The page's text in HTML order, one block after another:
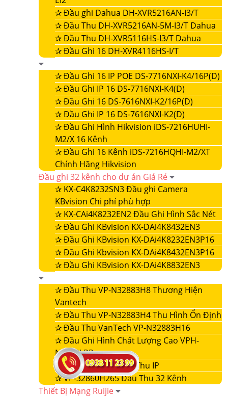
✰Đầu ghi Dahua DH-XVR5216AN-I3/T
✰Đầu Thu DH-XVR5216AN-5M-I3/T Dahua
✰Đầu Thu DH-XVR5116HS-I3/T Dahua
✰Đầu Ghi 16 DH-XVR4116HS-I/T
✰Đầu Ghi 16 IP POE DS-7716NXI-K4/16P(D)
✰Đầu Ghi IP 16 DS-7716NXI-K4(D)
✰Đầu Ghi 16 DS-7616NXI-K2/16P(D)
✰Đầu Ghi IP 16 DS-7616NXI-K2(D)
✰Đầu Ghi Hình Hikvision iDS-7216HUHI-
M2/X 16 Kênh
✰Đầu Ghi 16 Kênh iDS-7216HQHI-M2/XT
Chính Hãng Hikvision
Đầu ghi 32 kênh cho dự án Giá Rẻ
✰ KX-C4K8232SN3 Đầu ghi Camera
KBvision Chi phí phù hợp
✰ KX-CAi4K8232EN2 Đầu Ghi Hình Sắc Nét
✰Đầu Ghi KBvision KX-DAi4K8432EN3
✰Đầu Ghi KBvision KX-DAi4K8232EN3P16
✰Đầu Ghi Kbvision KX-DAi4K8432EN3P16
✰Đầu Ghi KBvision KX-DAi4K8832EN3
✰Đầu Thu VP-N32883H8 Thương Hiện
Vantech
✰Đầu Thu VP-N32883H4 Thu Hình Ổn Định
✰Đầu Thu VanTech VP-N32883H16
✰Đầu Ghi Hình Chất Lượng Cao VPH-
N4432LPR
✰ VP-32860NVR Đầu Thu IP
✰VP-32860H265 Đầu Thu 32 Kênh
Thiết Bị Mạng Ruijie